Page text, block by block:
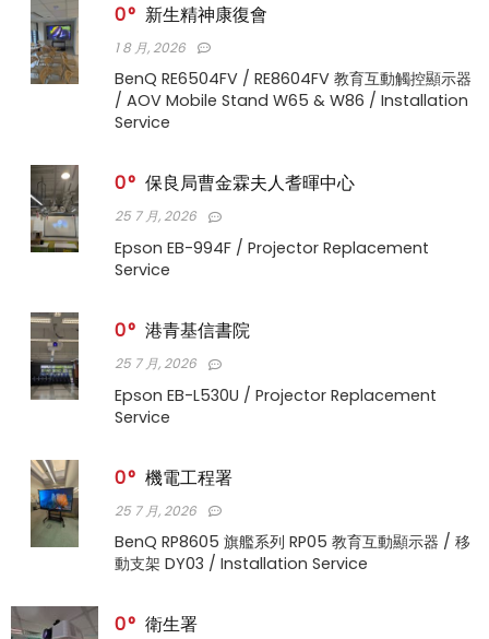
0 新生精神康復會
1 8 月, 2026
BenQ RE6504FV / RE8604FV 教育互動觸控顯示器
/ AOV Mobile Stand W65 & W86 / Installation
Service
0 保良局曹金霖夫人耆暉中心
25 7 月, 2026
Epson EB-994F / Projector Replacement
Service
0 港青基信書院
25 7 月, 2026
Epson EB-L530U / Projector Replacement
Service
0 機電工程署
25 7 月, 2026
BenQ RP8605 旗艦系列 RP05 教育互動顯示器 / 移
動支架 DY03 / Installation Service
0 衛生署